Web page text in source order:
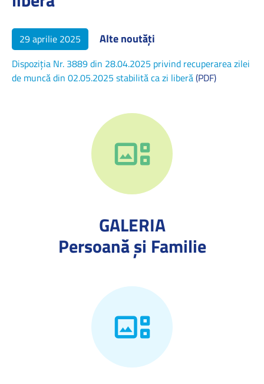
29 aprilie 2025 Alte noutăți
Dispoziția Nr. 3889 din 28.04.2025 privind recuperarea zilei
de muncă din 02.05.2025 stabilită ca zi liberă(PDF)
GALERIA
Persoană și Familie